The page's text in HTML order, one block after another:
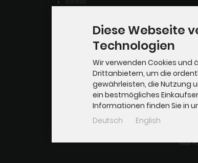
Firmenphilosophie
Um- und Eigenbauten in M: 1:20,3
Vertrag widerrufen
Cookie Einstellungen
Peter
Diese Webseite
Technologien
Wir verwenden Cookies und
Drittanbietern, um die
gewährleisten, die Nutzung
ein bestmögliches
Informationen finden Sie in
Deutsch English